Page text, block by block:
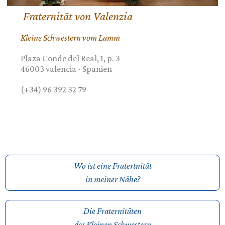
Fraternität von Valenzia
Kleine Schwestern vom Lamm
Plaza Conde del Real, 1, p. 3
46003 valencia - Spanien
(+34) 96 392 32 79
Wo ist eine Fratertnität
in meiner Nähe?
Die Fraternitäten